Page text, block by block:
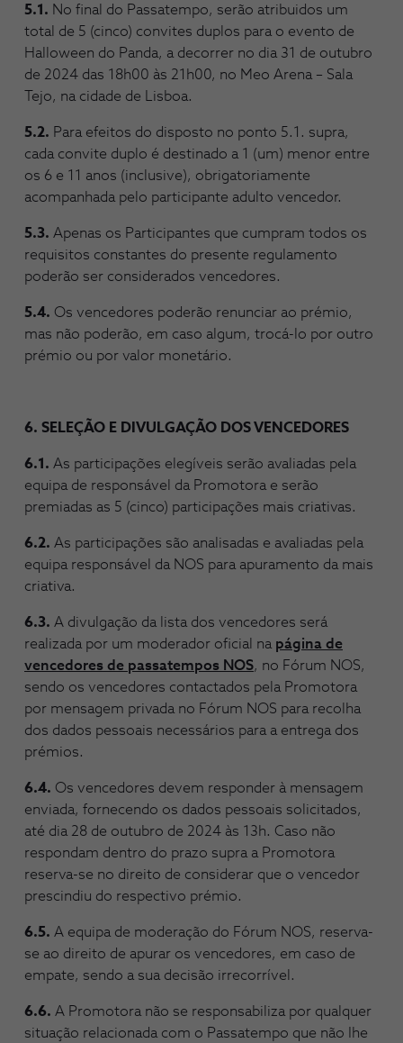
5.1. No final do Passatempo, serão atribuidos um
total de 5 (cinco) convites duplos para o evento de
Halloween do Panda, a decorrer no dia 31 de outubro
de 2024 das 18h00 às 21h00, no Meo Arena – Sala
Tejo, na cidade de Lisboa.
5.2. Para efeitos do disposto no ponto 5.1. supra,
cada convite duplo é destinado a 1 (um) menor entre
os 6 e 11 anos (inclusive), obrigatoriamente
acompanhada pelo participante adulto vencedor.
5.3. Apenas os Participantes que cumpram todos os
requisitos constantes do presente regulamento
poderão ser considerados vencedores.
5.4. Os vencedores poderão renunciar ao prémio,
mas não poderão, em caso algum, trocá-lo por outro
prémio ou por valor monetário.
6. SELEÇÃO E DIVULGAÇÃO DOS VENCEDORES
6.1. As participações elegíveis serão avaliadas pela
equipa de responsável da Promotora e serão
premiadas as 5 (cinco) participações mais criativas.
6.2. As participações são analisadas e avaliadas pela
equipa responsável da NOS para apuramento da mais
criativa.
6.3. A divulgação da lista dos vencedores será
realizada por um moderador oficial na página de
vencedores de passatempos NOS, no Fórum NOS,
sendo os vencedores contactados pela Promotora
por mensagem privada no Fórum NOS para recolha
dos dados pessoais necessários para a entrega dos
prémios.
6.4. Os vencedores devem responder à mensagem
enviada, fornecendo os dados pessoais solicitados,
até dia 28 de outubro de 2024 às 13h. Caso não
respondam dentro do prazo supra a Promotora
reserva-se no direito de considerar que o vencedor
prescindiu do respectivo prémio.
6.5. A equipa de moderação do Fórum NOS, reserva-
se ao direito de apurar os vencedores, em caso de
empate, sendo a sua decisão irrecorrível.
6.6. A Promotora não se responsabiliza por qualquer
situação relacionada com o Passatempo que não Ihe